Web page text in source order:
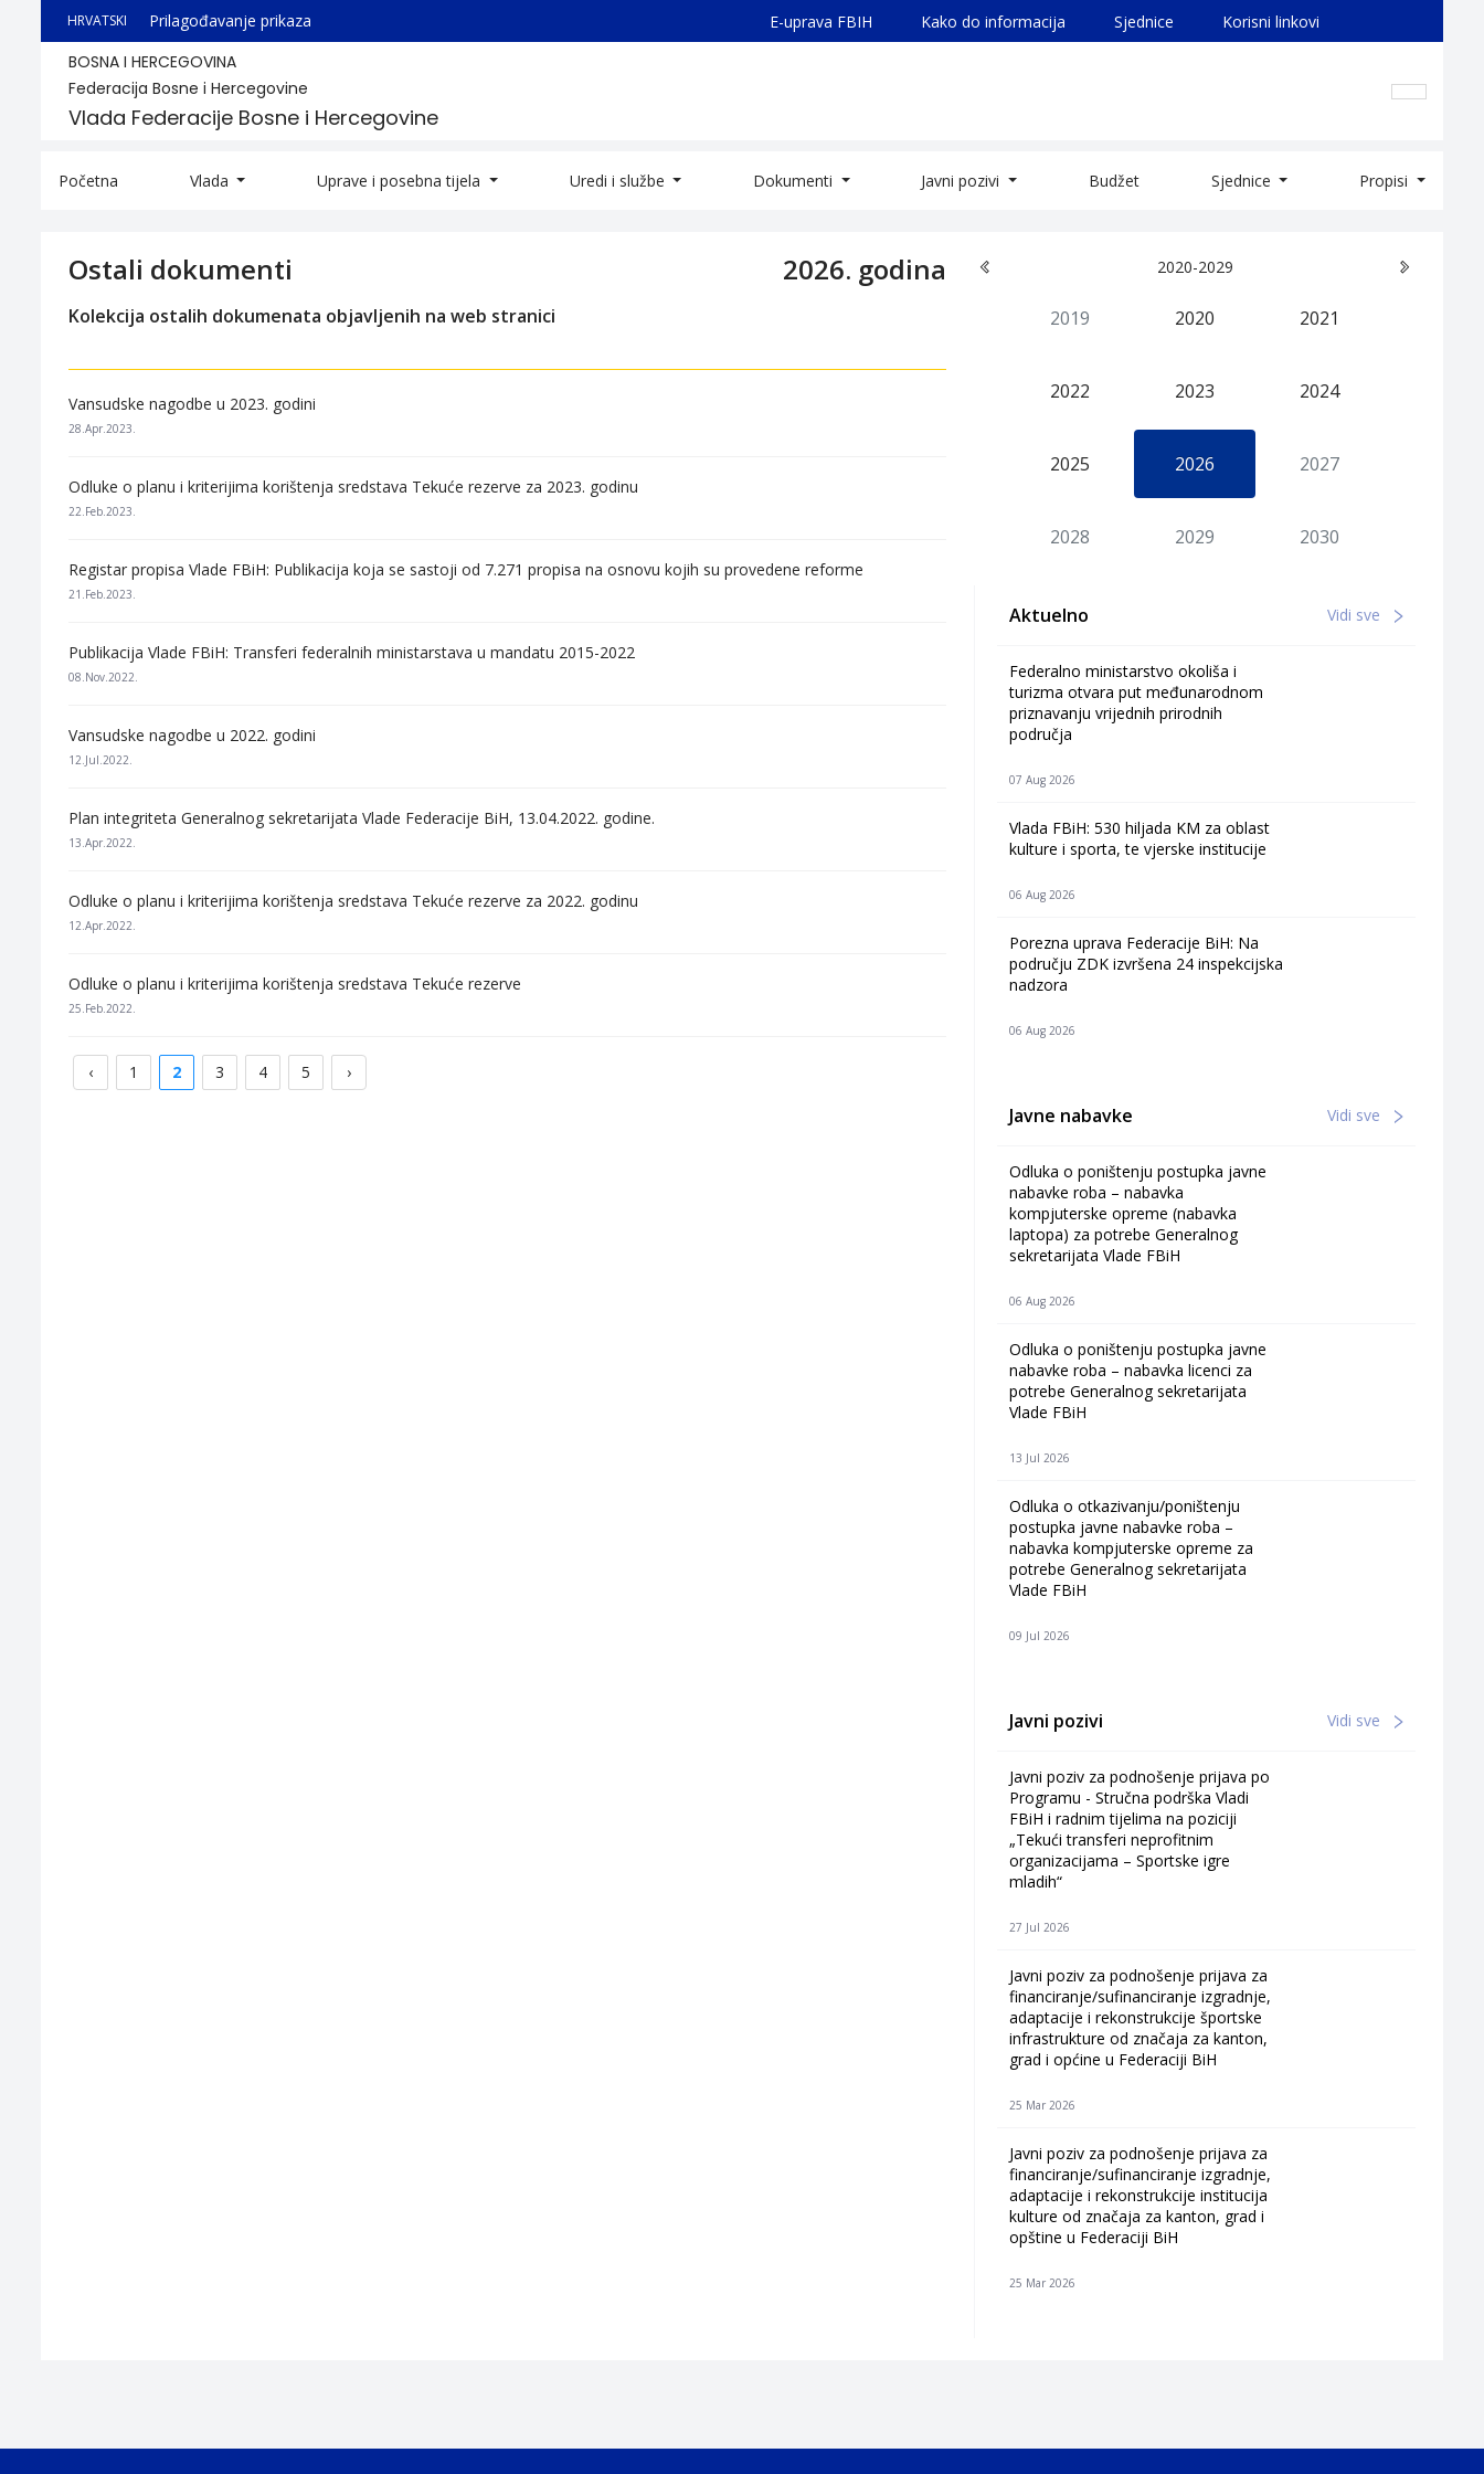
HRVATSKI Prilagođavanje prikaza E-uprava FBIH Kako do informacija Sjednice Korisni linkovi
BOSNA I HERCEGOVINA
Federacija Bosne i Hercegovine
Vlada Federacije Bosne i Hercegovine
Početna Vlada Uprave i posebna tijela Uredi i službe Dokumenti Javni pozivi Budžet Sjednice Propisi
Ostali dokumenti 2026. godina
Kolekcija ostalih dokumenata objavljenih na web stranici
Vansudske nagodbe u 2023. godini
28.Apr.2023.
Odluke o planu i kriterijima korištenja sredstava Tekuće rezerve za 2023. godinu
22.Feb.2023.
Registar propisa Vlade FBiH: Publikacija koja se sastoji od 7.271 propisa na osnovu kojih su provedene reforme
21.Feb.2023.
Publikacija Vlade FBiH: Transferi federalnih ministarstava u mandatu 2015-2022
08.Nov.2022.
Vansudske nagodbe u 2022. godini
12.Jul.2022.
Plan integriteta Generalnog sekretarijata Vlade Federacije BiH, 13.04.2022. godine.
13.Apr.2022.
Odluke o planu i kriterijima korištenja sredstava Tekuće rezerve za 2022. godinu
12.Apr.2022.
Odluke o planu i kriterijima korištenja sredstava Tekuće rezerve
25.Feb.2022.
‹ 1 2 3 4 5 ›
2020-2029
2019 2020 2021
2022 2023 2024
2025 2026 2027
2028 2029 2030
Aktuelno Vidi sve
Federalno ministarstvo okoliša i
turizma otvara put međunarodnom
priznavanju vrijednih prirodnih
područja
07 Aug 2026
Vlada FBiH: 530 hiljada KM za oblast
kulture i sporta, te vjerske institucije
06 Aug 2026
Porezna uprava Federacije BiH: Na
području ZDK izvršena 24 inspekcijska
nadzora
06 Aug 2026
Javne nabavke Vidi sve
Odluka o poništenju postupka javne
nabavke roba – nabavka
kompjuterske opreme (nabavka
laptopa) za potrebe Generalnog
sekretarijata Vlade FBiH
06 Aug 2026
Odluka o poništenju postupka javne
nabavke roba – nabavka licenci za
potrebe Generalnog sekretarijata
Vlade FBiH
13 Jul 2026
Odluka o otkazivanju/poništenju
postupka javne nabavke roba –
nabavka kompjuterske opreme za
potrebe Generalnog sekretarijata
Vlade FBiH
09 Jul 2026
Javni pozivi Vidi sve
Javni poziv za podnošenje prijava po
Programu - Stručna podrška Vladi
FBiH i radnim tijelima na poziciji
„Tekući transferi neprofitnim
organizacijama – Sportske igre
mladih“
27 Jul 2026
Javni poziv za podnošenje prijava za
financiranje/sufinanciranje izgradnje,
adaptacije i rekonstrukcije športske
infrastrukture od značaja za kanton,
grad i općine u Federaciji BiH
25 Mar 2026
Javni poziv za podnošenje prijava za
financiranje/sufinanciranje izgradnje,
adaptacije i rekonstrukcije institucija
kulture od značaja za kanton, grad i
opštine u Federaciji BiH
25 Mar 2026